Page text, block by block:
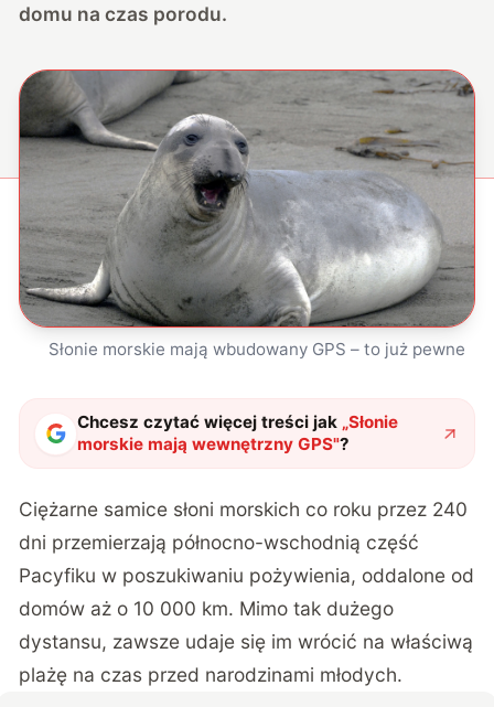
domu na czas porodu.
Słonie morskie mają wbudowany GPS – to już pewne
Chcesz czytać więcej treści jak „Słonie
morskie mają wewnętrzny GPS"?
Ciężarne samice słoni morskich co roku przez 240
dni przemierzają północno-wschodnią część
Pacyfiku w poszukiwaniu pożywienia, oddalone od
domów aż o 10 000 km. Mimo tak dużego
dystansu, zawsze udaje się im wrócić na właściwą
plażę na czas przed narodzinami młodych.